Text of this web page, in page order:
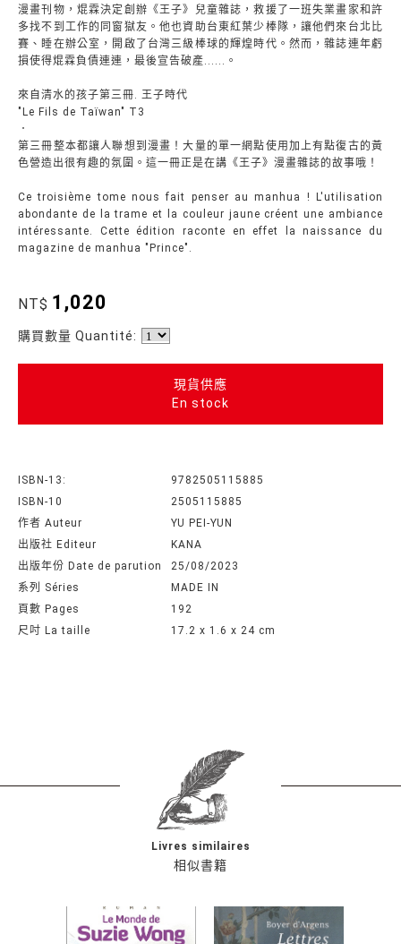
漫畫刊物，焜霖決定創辦《王子》兒童雜誌，救援了一班失業畫家和許
多找不到工作的同窗獄友。他也資助台東紅葉少棒隊，讓他們來台北比
賽、睡在辦公室，開啟了台灣三級棒球的輝煌時代。然而，雜誌連年虧
損使得焜霖負債連連，最後宣告破產......。
來自清水的孩子第三冊. 王子時代
"Le Fils de Taïwan" T3
．
第三冊整本都讓人聯想到漫畫！大量的單一網點使用加上有點復古的黃
色營造出很有趣的氛圍。這一冊正是在講《王子》漫畫雜誌的故事哦！
Ce troisième tome nous fait penser au manhua ! L'utilisation
abondante de la trame et la couleur jaune créent une ambiance
intéressante. Cette édition raconte en effet la naissance du
magazine de manhua "Prince".
NT$ 1,020
購買數量 Quantité:
現貨供應
En stock
ISBN-13:
9782505115885
ISBN-10
2505115885
作者 Auteur
YU PEI-YUN
出版社 Editeur
KANA
出版年份 Date de parution
25/08/2023
系列 Séries
MADE IN
頁數 Pages
192
尺吋 La taille
17.2 x 1.6 x 24 cm
相似書籍
Livres similaires